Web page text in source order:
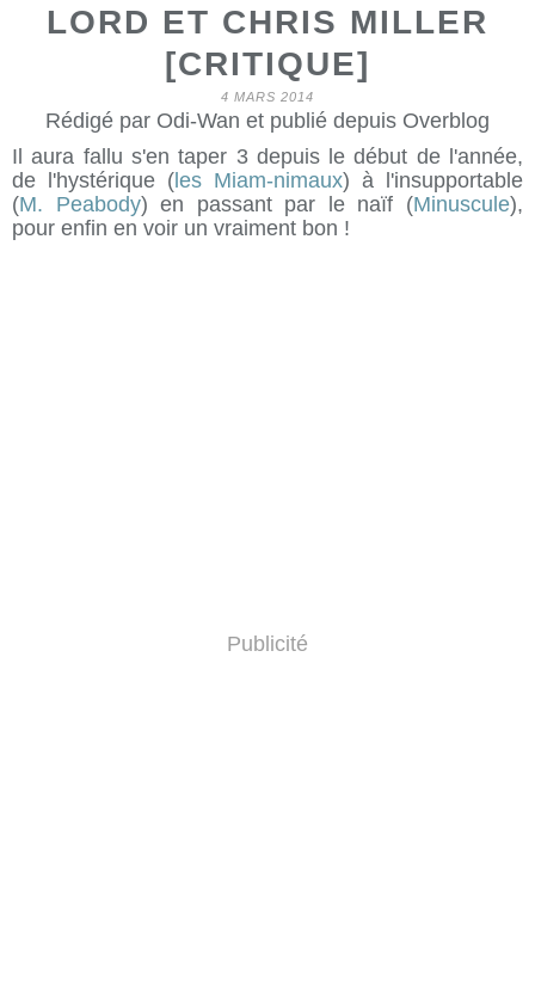
LORD ET CHRIS MILLER
[CRITIQUE]
4 MARS 2014
Rédigé par Odi-Wan et publié depuis Overblog
Il aura fallu s'en taper 3 depuis le début de l'année,
de l'hystérique ( les Miam-nimaux) à l'insupportable
(M. Peabody) en passant par le naïf (Minuscule),
pour enfin en voir un vraiment bon !
Publicité